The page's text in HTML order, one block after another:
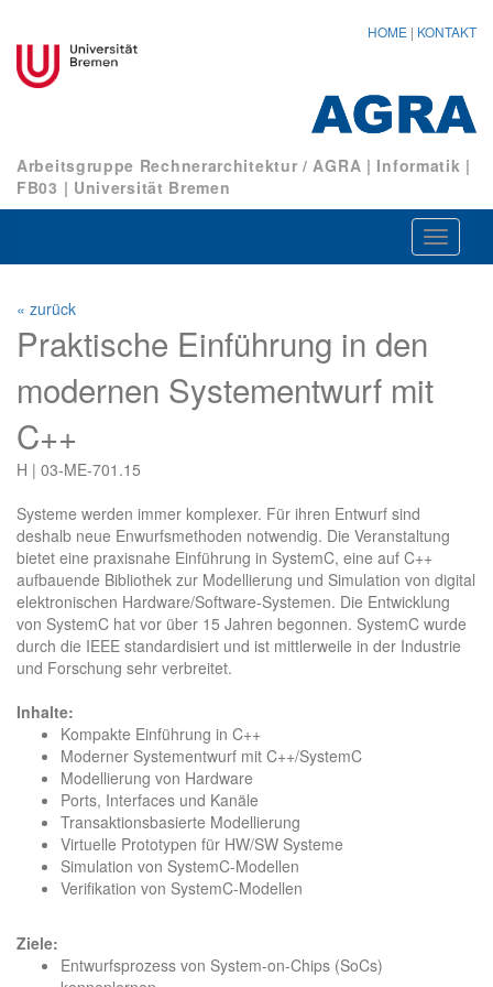
HOME | KONTAKT
Arbeitsgruppe Rechnerarchitektur / AGRA | Informatik |
FB03 | Universität Bremen
ein-/
« zurück
Praktische Einführung in den
modernen Systementwurf mit
C++
H | 03-ME-701.15
Systeme werden immer komplexer. Für ihren Entwurf sind
deshalb neue Enwurfsmethoden notwendig. Die Veranstaltung
bietet eine praxisnahe Einführung in SystemC, eine auf C++
aufbauende Bibliothek zur Modellierung und Simulation von digital
elektronischen Hardware/Software-Systemen. Die Entwicklung
von SystemC hat vor über 15 Jahren begonnen. SystemC wurde
durch die IEEE standardisiert und ist mittlerweile in der Industrie
und Forschung sehr verbreitet.
Inhalte:
Kompakte Einführung in C++
Moderner Systementwurf mit C++/SystemC
Modellierung von Hardware
Ports, Interfaces und Kanäle
Transaktionsbasierte Modellierung
Virtuelle Prototypen für HW/SW Systeme
Simulation von SystemC-Modellen
Verifikation von SystemC-Modellen
Ziele:
Entwurfsprozess von System-on-Chips (SoCs)